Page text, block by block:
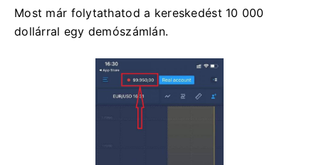
Most már folytathatod a kereskedést 10 000
dollárral egy demószámlán.